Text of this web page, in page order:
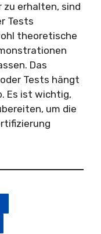
zu erhalten, sind
Tests
theoretische
Das
Tests hängt
Es ist wichtig,
um die